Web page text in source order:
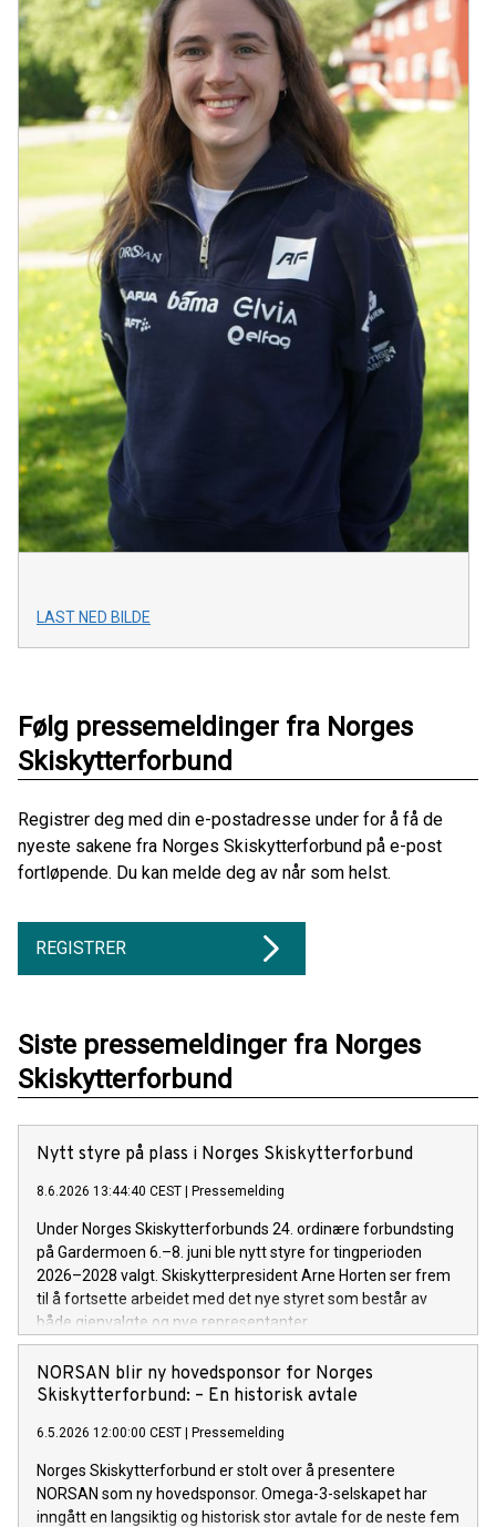
LAST NED BILDE
Følg pressemeldinger fra Norges
Skiskytterforbund
Registrer deg med din e-postadresse under for å få de
nyeste sakene fra Norges Skiskytterforbund på e-post
fortløpende. Du kan melde deg av når som helst.
REGISTRER
Siste pressemeldinger fra Norges
Skiskytterforbund
Nytt styre på plass i Norges Skiskytterforbund
8.6.2026 13:44:40 CEST | Pressemelding
Under Norges Skiskytterforbunds 24. ordinære forbundsting
på Gardermoen 6.–8. juni ble nytt styre for tingperioden
2026–2028 valgt. Skiskytterpresident Arne Horten ser frem
til å fortsette arbeidet med det nye styret som består av
både gjenvalgte og nye representanter.
NORSAN blir ny hovedsponsor for Norges
Skiskytterforbund: – En historisk avtale
6.5.2026 12:00:00 CEST | Pressemelding
Norges Skiskytterforbund er stolt over å presentere
NORSAN som ny hovedsponsor. Omega-3-selskapet har
inngått en langsiktig og historisk stor avtale for de neste fem